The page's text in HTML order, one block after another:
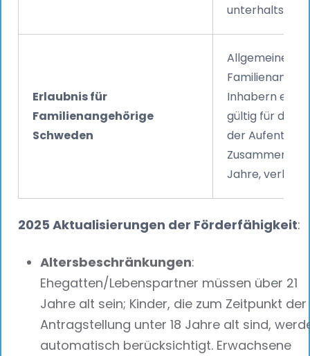
Erlaubnis für
Familienangehörige
Schweden
Allgemeiner
Inhabern
gültig für die
der
Jahre,
2025 Aktualisierungen der Förderfähigkeit:
Altersbeschränkungen:
Ehegatten/Lebenspartner müssen über 21
Jahre alt sein; Kinder, die zum Zeitpunkt der
Antragstellung unter 18 Jahre alt sind,
automatisch berücksichtigt. Erwachsene